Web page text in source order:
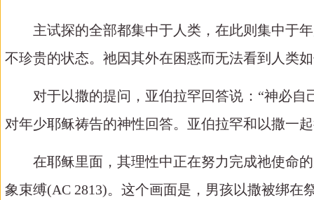
主试探的全部都集中于人类，在此则集中于
不珍贵的状态。祂因其外在困惑而无法看到人类
对于以撒的提问，亚伯拉罕回答说：“神必
对年少耶稣祷告的神性回答。亚伯拉罕和以撒一
在耶稣里面，其理性中正在努力完成祂使命
象束缚(AC 2813)。这个画面是，男孩以撒被绑在